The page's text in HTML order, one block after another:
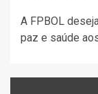
A FPBOL
paz e saúde